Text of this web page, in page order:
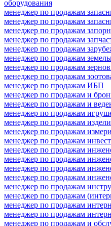
оборудования
менеджер по продажам
менеджер по продажам
менеджер по продажам
менеджер по продажам
менеджер по продажам
менеджер по продажам
менеджер по продажам
менеджер по продажам
менеджер по продажам ИБП
менеджер по продажам и
менеджер по продажам и
менеджер по продажам
менеджер по продажам
менеджер по продажам
менеджер по продажам
менеджер по продажам
менеджер по продажам
менеджер по продажам
менеджер по продажам
менеджер по продажам
менеджер по продажам
менеджер по продажам
менеджер по продажам
менеджер по продажам и